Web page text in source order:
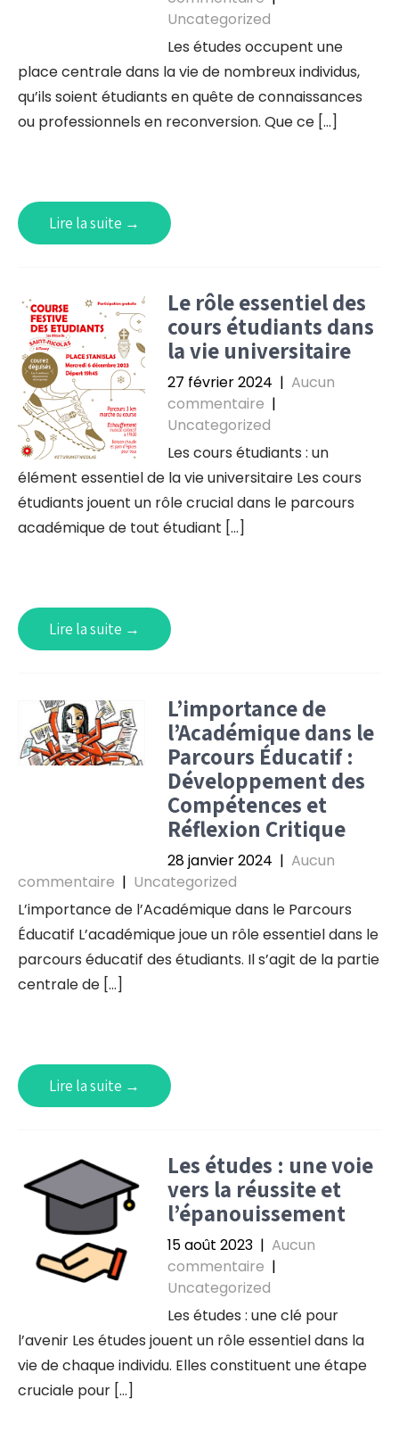
Uncategorized
Les études occupent une
place centrale dans la vie de nombreux individus,
qu’ils soient étudiants en quête de connaissances
ou professionnels en reconversion. Que ce […]
Lire la suite →
Le rôle essentiel des
cours étudiants dans
la vie universitaire
27 février 2024 | Aucun
commentaire |
Uncategorized
Les cours étudiants : un
élément essentiel de la vie universitaire Les cours
étudiants jouent un rôle crucial dans le parcours
académique de tout étudiant […]
Lire la suite →
L’importance de
l’Académique dans le
Parcours Éducatif :
Développement des
Compétences et
Réflexion Critique
28 janvier 2024 | Aucun
commentaire | Uncategorized
L’importance de l’Académique dans le Parcours
Éducatif L’académique joue un rôle essentiel dans le
parcours éducatif des étudiants. Il s’agit de la partie
centrale de […]
Lire la suite →
Les études : une voie
vers la réussite et
l’épanouissement
15 août 2023 | Aucun
commentaire |
Uncategorized
Les études : une clé pour
l’avenir Les études jouent un rôle essentiel dans la
vie de chaque individu. Elles constituent une étape
cruciale pour […]